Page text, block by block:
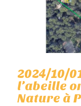
2024/10/
l’abeille
Nature à